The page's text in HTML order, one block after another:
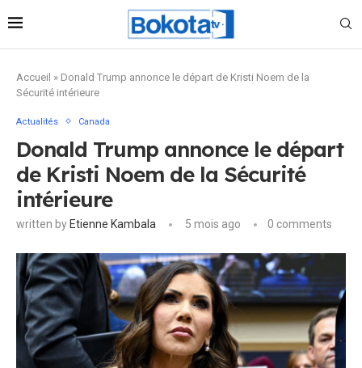
Accueil » Donald Trump annonce le départ de Kristi Noem de la
Sécurité intérieure
Actualités Canada
Donald Trump annonce le départ
de Kristi Noem de la Sécurité
intérieure
written by Etienne Kambala 5 mois ago 0 comments